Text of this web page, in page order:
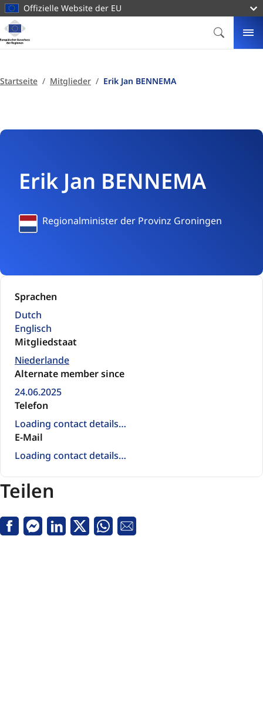
InhaltOffizielle Website der EU
Startseite
Europäischer
Ausschuss
Regionen
SUCHE
Startseite Mitglieder Erik Jan BENNEMA
Erik Jan BENNEMA
NiederlandeRegionalminister der Provinz Groningen
Sprachen
Dutch
Englisch
Mitgliedstaat
Niederlande
Alternate member since
24.06.2025
Telefon
Loading contact details…
E-Mail
Loading contact details…
Teilen
FacebookMessenger
LinkedinTwitterWhatsapp
E-